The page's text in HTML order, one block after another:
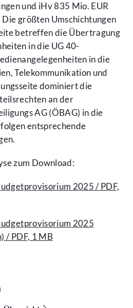
und iHv 835 Mio. EUR
Die größten Umschichtungen
betreffen die Übertragung
in die UG 40-
in die
Telekommunikation und
dominiert die
an der
AG (ÖBAG) in die
entsprechende
zum Download:
2025 / PDF,
2025
/ PDF, 1 MB